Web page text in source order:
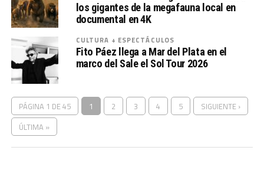
los gigantes de la megafauna local en
documental en 4K
CULTURA + ESPECTÁCULOS
Fito Páez llega a Mar del Plata en el
marco del Sale el Sol Tour 2026
PÁGINA 1 DE 45 1 2 3 4 5
SIGUIENTE ›
ÚLTIMA »